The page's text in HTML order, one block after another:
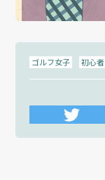
ゴルフ女子 初心者